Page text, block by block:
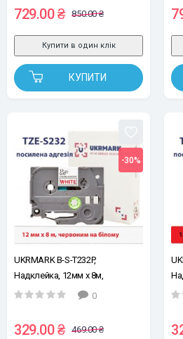
для принтерів етикеток сумісна
з BROTHER HSe-621 (HSe621)
729.00 ₴ 850.00 ₴
КУПИТИ
Купити в один клік
з
-30%
UKRMARK B-S-T232P,
Надклейка, 12мм х 8м,
червоним на білому, стрічка
з BROTHER TZe-S232 (TZeS232)
0
329.00 ₴ 469.00 ₴
на